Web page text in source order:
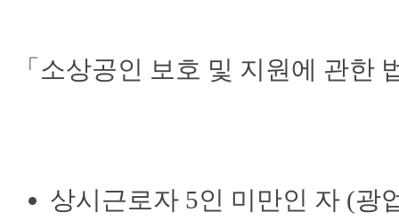
「소상공인 보호 및 지원에 관한
상시근로자 5인 미만인 자 (광